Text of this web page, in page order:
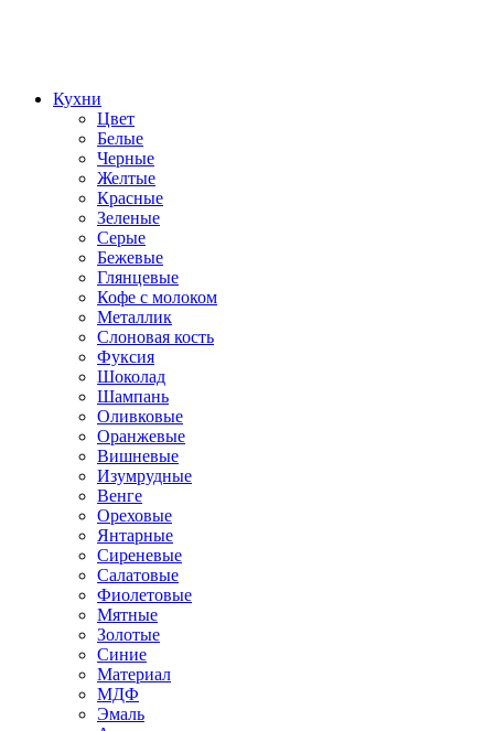
Кухни
Цвет
Белые
Черные
Желтые
Красные
Зеленые
Серые
Бежевые
Глянцевые
Кофе с молоком
Металлик
Слоновая кость
Фуксия
Шоколад
Шампань
Оливковые
Оранжевые
Вишневые
Изумрудные
Венге
Ореховые
Янтарные
Сиреневые
Салатовые
Фиолетовые
Мятные
Золотые
Синие
Материал
МДФ
Эмаль